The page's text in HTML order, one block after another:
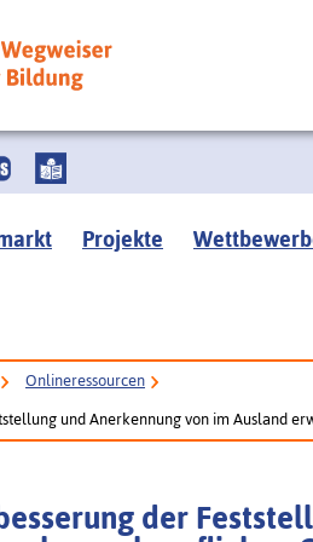
Projekte
Onlineressourcen
und Anerkennung von im Ausland
der